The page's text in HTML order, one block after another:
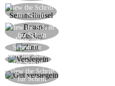
View the Schritt
für Schritt
View the Schritt
für Schritt
View the
Schritt für
Schritt
View the Schritt
für Schritt
View the Schritt
für Schritt